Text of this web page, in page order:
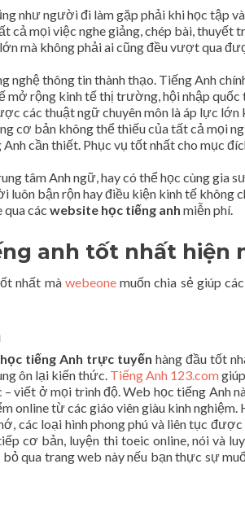
như người đi làm gặp phải khi học tập
cả mọi việc nghe giảng, chép bài, thuyết
mà không phải ai cũng đều vượt qua
nghệ thông tin thành thạo. Tiếng Anh
mở rộng kinh tế thị trường, hội nhập
các thuật ngữ chuyên môn là áp lực lớn
cơ bản không thể thiếu của tất cả mọi
cần thiết. Phục vụ tốt nhất cho mục
tâm Anh ngữ, hay có thể học cùng gia
luôn bận rộn hay điều kiện kinh tế không
qua các website học tiếng anh miễn phí.
anh tốt nhất hiện
nhất mà webeonemuốn chia sẻ giúp
tiếng Anh trực tuyến hàng đầu tốt
ôn lại kiến thức. Tiếng Anh 123.com
viết ở mọi trình độ. Web học tiếng Anh
online từ các giáo viên giàu kinh
các loại hình phong phú và liên tục
cơ bản, luyện thi toeic online, nói và
qua trang web này nếu bạn thực sự